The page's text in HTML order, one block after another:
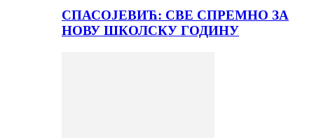
СПАСОЈЕВИЋ: СВЕ СПРЕМНО ЗА
НОВУ ШКОЛСКУ ГОДИНУ